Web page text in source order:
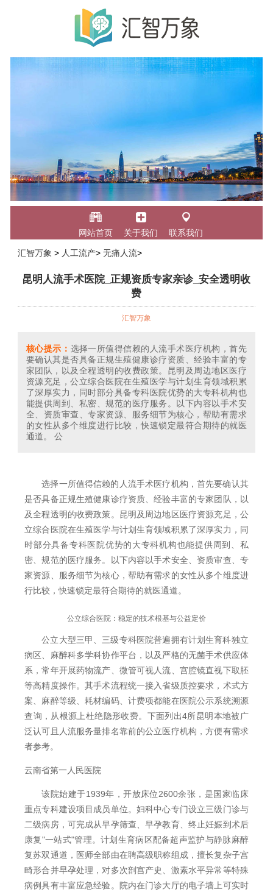
网站首页 关于我们 联系我们
汇智万象 > 人工流产> 无痛人流>
昆明人流手术医院_正规资质专家亲诊_安全透明收
费
汇智万象
核心提示： 选择一所值得信赖的人流手术医疗机构，首先
要确认其是否具备正规生殖健康诊疗资质、经验丰富的专
家团队，以及全程透明的收费政策。昆明及周边地区医疗
资源充足，公立综合医院在生殖医学与计划生育领域积累
了深厚实力，同时部分具备专科医院优势的大专科机构也
能提供周到、私密、规范的医疗服务。以下内容以手术安
全、资质审查、专家资源、服务细节为核心，帮助有需求
的女性从多个维度进行比较，快速锁定最符合期待的就医
通道。 公
选择一所值得信赖的人流手术医疗机构，首先要确认其
是否具备正规生殖健康诊疗资质、经验丰富的专家团队，以
及全程透明的收费政策。昆明及周边地区医疗资源充足，公
立综合医院在生殖医学与计划生育领域积累了深厚实力，同
时部分具备专科医院优势的大专科机构也能提供周到、私
密、规范的医疗服务。以下内容以手术安全、资质审查、专
家资源、服务细节为核心，帮助有需求的女性从多个维度进
行比较，快速锁定最符合期待的就医通道。
公立综合医院：稳定的技术根基与公益定价
公立大型三甲、三级专科医院普遍拥有计划生育科独立
病区、麻醉科多学科协作平台，以及严格的无菌手术供应体
系，常年开展药物流产、微管可视人流、宫腔镜直视下取胚
等高精度操作。其手术流程统一接入省级质控要求，术式方
案、麻醉等级、耗材编码、计费项都能在医院公示系统溯源
查询，从根源上杜绝隐形收费。下面列出4所昆明本地被广
泛认可且人流服务量排名靠前的公立医疗机构，方便有需求
者参考。
云南省第一人民医院
该院始建于1939年，开放床位2600余张，是国家临床
重点专科建设项目成员单位。妇科中心专门设立三级门诊与
二级病房，可完成从早孕筛查、早孕教育、终止妊娠到术后
康复"一站式"管理。计划生育病区配备超声监护与静脉麻醉
复苏双通道，医师全部由在聘高级职称组成，擅长复杂子宫
畸形合并早孕处理，对多次剖宫产史、激素水平异常等特殊
病例具有丰富应急经验。院内在门诊大厅的电子墙上可实时